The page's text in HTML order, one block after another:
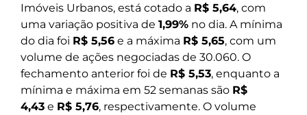
Imóveis Urbanos, está cotado a R$ 5,64, com
uma variação positiva de 1,99% no dia. A mínima
do dia foi R$ 5,56 e a máxima R$ 5,65, com um
volume de ações negociadas de 30.060. O
fechamento anterior foi de R$ 5,53, enquanto a
mínima e máxima em 52 semanas são R$
4,43 e R$ 5,76, respectivamente. O volume